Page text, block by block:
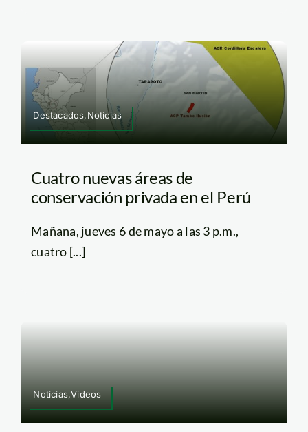
Destacados,Noticias
Cuatro nuevas áreas de
conservación privada en el Perú
Mañana, jueves 6 de mayo a las 3 p.m.,
cuatro [...]
Noticias,Videos